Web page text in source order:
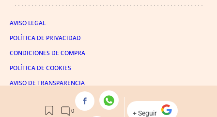
AVISO LEGAL
POLÍTICA DE PRIVACIDAD
CONDICIONES DE COMPRA
POLÍTICA DE COOKIES
AVISO DE TRANSPARENCIA
ADMINISTRACIÓN UTIQ